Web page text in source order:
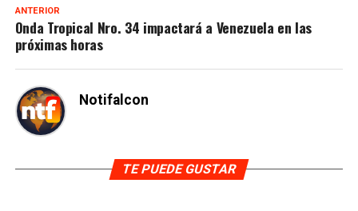
ANTERIOR
Onda Tropical Nro. 34 impactará a Venezuela en las
próximas horas
Notifalcon
TE PUEDE GUSTAR